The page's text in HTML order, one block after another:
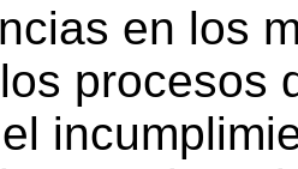
en los
procesos